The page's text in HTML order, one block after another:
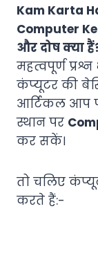
Kam Karta
Computer
और दोष क्या
महत्वपूर्ण
कंप्यूटर की
आर्टिकल आप
स्थान पर
कर सकें।
तो चलिए
करते हैं:-